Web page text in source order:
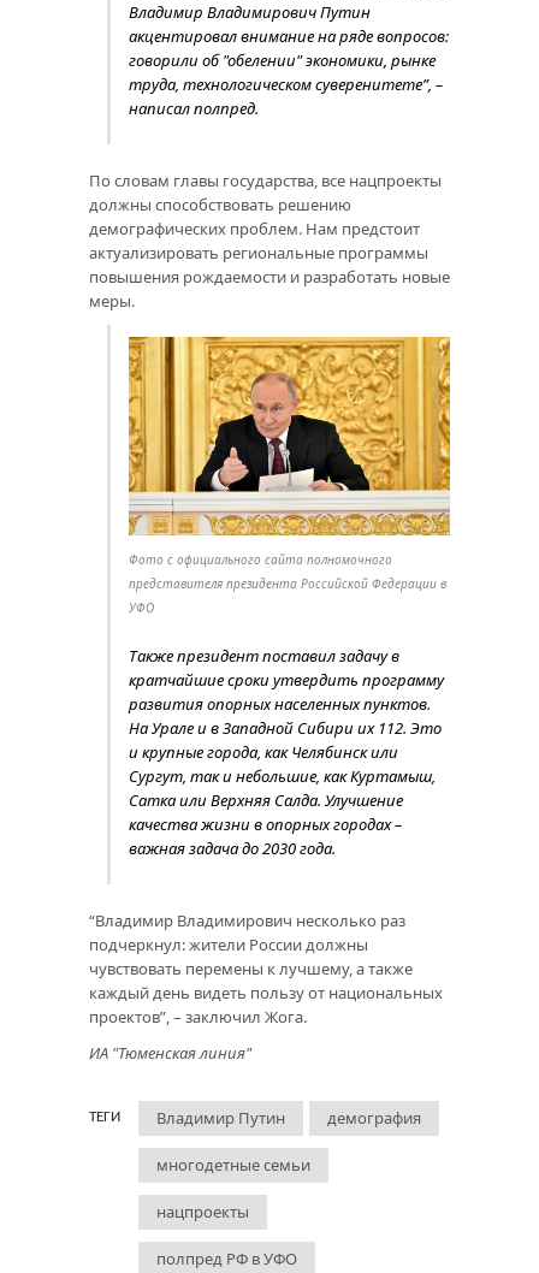
Владимир Владимирович Путин
акцентировал внимание на ряде вопросов:
говорили об "обелении" экономики, рынке
труда, технологическом суверенитете”, –
написал полпред.
По словам главы государства, все нацпроекты
должны способствовать решению
демографических проблем. Нам предстоит
актуализировать региональные программы
повышения рождаемости и разработать новые
меры.
Фото с официального сайта полномочного
представителя президента Российской Федерации в
УФО
Также президент поставил задачу в
кратчайшие сроки утвердить программу
развития опорных населенных пунктов.
На Урале и в Западной Сибири их 112. Это
и крупные города, как Челябинск или
Сургут, так и небольшие, как Куртамыш,
Сатка или Верхняя Салда. Улучшение
качества жизни в опорных городах –
важная задача до 2030 года.
“Владимир Владимирович несколько раз
подчеркнул: жители России должны
чувствовать перемены к лучшему, а также
каждый день видеть пользу от национальных
проектов”, – заключил Жога.
ИА "Тюменская линия"
ТЕГИ Владимир Путин демография
многодетные семьи
нацпроекты
полпред РФ в УФО